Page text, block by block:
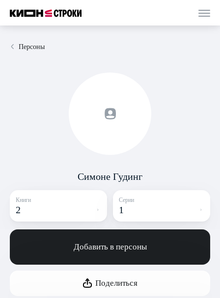
Персоны
Симоне Гудинг
Книги
2
Серии
1
Добавить в персоны
Поделиться